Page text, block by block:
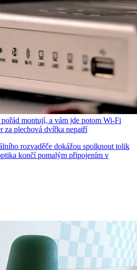
montují, a vám jde potom Wi-Fi
za plechová dvířka nepatří
rozvaděče dokážou spolknout tolik
končí pomalým připojením v